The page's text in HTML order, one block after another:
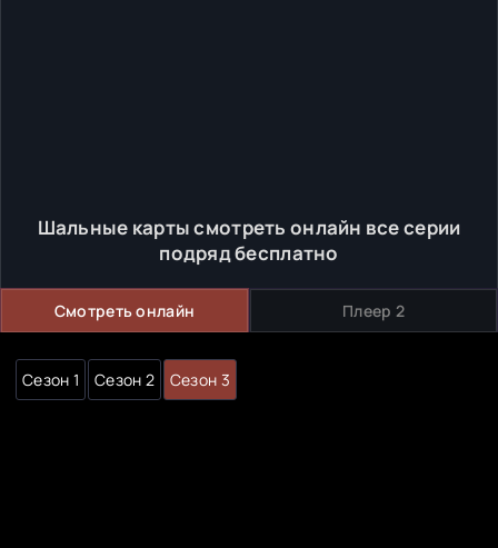
Шальные карты смотреть онлайн все серии
подряд бесплатно
Смотреть онлайн Плеер 2
Сезон 1 Сезон 2 Сезон 3